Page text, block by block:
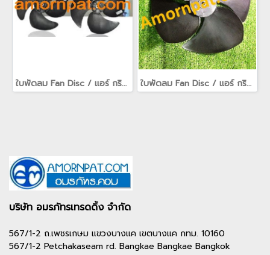
ใบพัดลม Fan Disc / แอร์ กริลล์ air grille / fan guard สำหรับ เครื่องปรับอากาศ อะไหล่ Trane เทรน ใบพัดลม Fan Disc / แอร์ กริลล์ air grille / fan guard สำหรับ เครื่องปรับอากาศ อะไหล่ Trane เทรน
บริษัท อมรภัทรเทรดดิ้ง จำกัด
567/1-2 ถ.เพชรเกษม แขวงบางแค เขตบางแค กทม. 10160
567/1-2 Petchakaseam rd. Bangkae Bangkae Bangkok